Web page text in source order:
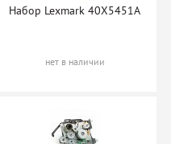
Набор Lexmark 40X5451A
нет в наличии